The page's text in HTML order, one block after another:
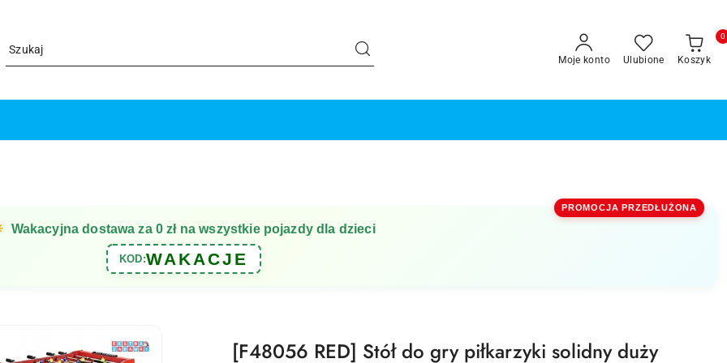
Moje konto Ulubione Koszyk
0
PROMOCJA PRZEDŁUŻONA
Wakacyjna dostawa za 0 zł na wszystkie pojazdy dla dzieci
KOD:WAKACJE
[F48056 RED] Stół do gry piłkarzyki solidny duży